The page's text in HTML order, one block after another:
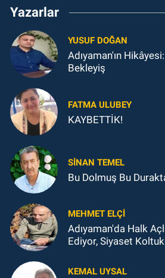
Yazarlar
YUSUF DOĞAN
Adıyaman'ın
Bekleyiş
FATMA ULUBEY
KAYBETTİK!
SINAN TEMEL
Bu Dolmuş Bu
MEHMET ELÇI
Adıyaman'da Halk
Ediyor, Siyaset
KEMAL UYSAL